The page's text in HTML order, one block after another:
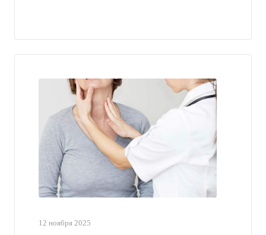
12 ноября 2025